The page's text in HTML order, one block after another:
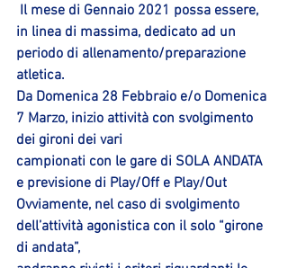
Il mese di Gennaio 2021 possa essere,
in linea di massima, dedicato ad un
periodo di allenamento/preparazione
atletica.
Da Domenica 28 Febbraio e/o Domenica
7 Marzo, inizio attività con svolgimento
dei gironi dei vari
campionati con le gare di SOLA ANDATA
e previsione di Play/Off e Play/Out
Ovviamente, nel caso di svolgimento
dell’attività agonistica con il solo “girone
di andata”,